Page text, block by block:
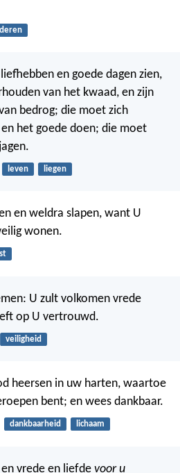
en goede dagen zien,
van het kwaad, en zijn
bedrog; die moet zich
het goede doen; die moet
leven liegen
en weldra slapen, want U
wonen.
U zult volkomen vrede
op U vertrouwd.
veiligheid
heersen in uw harten, waartoe
bent; en wees dankbaar.
dankbaarheid lichaam
vrede en liefde voor u